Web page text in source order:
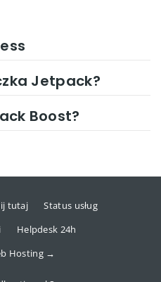
Jetpack?
Boost?
tutaj
Status usług
Helpdesk 24h
Hosting →